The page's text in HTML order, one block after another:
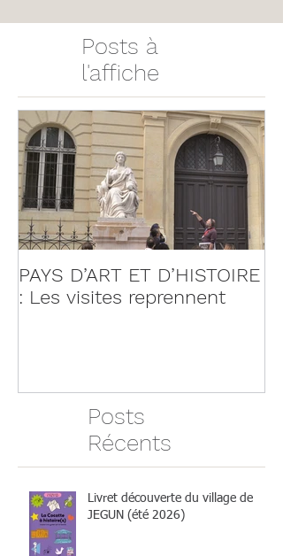
Posts à
l'affiche
PAYS D’ART ET D’HISTOIRE
: Les visites reprennent
Posts
Récents
Livret découverte du village de
JEGUN (été 2026)